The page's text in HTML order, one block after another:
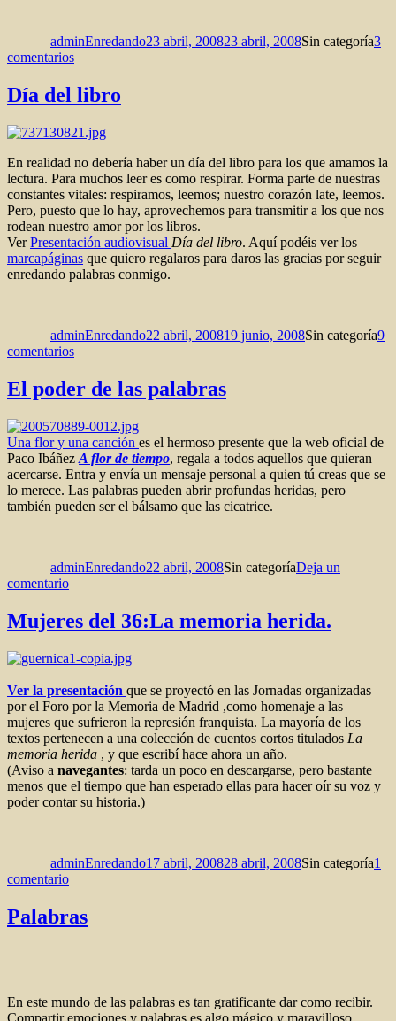
adminEnredando23 abril, 200823 abril, 2008Sin categoría3
comentariosen
está
la
de
contra
la
muerte.»
J
Gelman
Día del libro
En realidad no debería haber un día del libro para los que amamos la
lectura. Para muchos leer es como respirar. Forma parte de nuestras
constantes vitales: respiramos, leemos; nuestro corazón late, leemos.
Pero, puesto que lo hay, aprovechemos para transmitir a los que nos
rodean nuestro amor por los libros.
VerPresentación audiovisual Día del libro. Aquí podéis ver los
marcapáginas que quiero regalaros para daros las gracias por seguir
enredando palabras conmigo.
adminEnredando22 abril, 200819 junio, 2008Sin categoría9
comentariosen
libro
El poder de las palabras
Una flor y una canción es el hermoso presente que la web oficial de
Paco Ibáñez A flor de tiempo, regala a todos aquellos que quieran
acercarse. Entra y envía un mensaje personal a quien tú creas que se
lo merece. Las palabras pueden abrir profundas heridas, pero
también pueden ser el bálsamo que las cicatrice.
adminEnredando22 abril, 2008Sin categoríaDeja un
comentarioen
poder
de
palabras
Mujeres del 36:La memoria herida.
Ver la presentación que se proyectó en las Jornadas organizadas
por el Foro por la Memoria de Madrid ,como homenaje a las
mujeres que sufrieron la represión franquista. La mayoría de los
textos pertenecen a una colección de cuentos cortos titulados La
memoria herida , y que escribí hace ahora un año.
(Aviso a navegantes: tarda un poco en descargarse, pero bastante
menos que el tiempo que han esperado ellas para hacer oír su voz y
poder contar su historia.)
adminEnredando17 abril, 200828 abril, 2008Sin categoría1
comentarioen
36:La
Palabras
En este mundo de las palabras es tan gratificante dar como recibir.
Compartir emociones y palabras es algo mágico y maravilloso.